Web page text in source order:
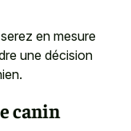
en mesure
une décision
canin